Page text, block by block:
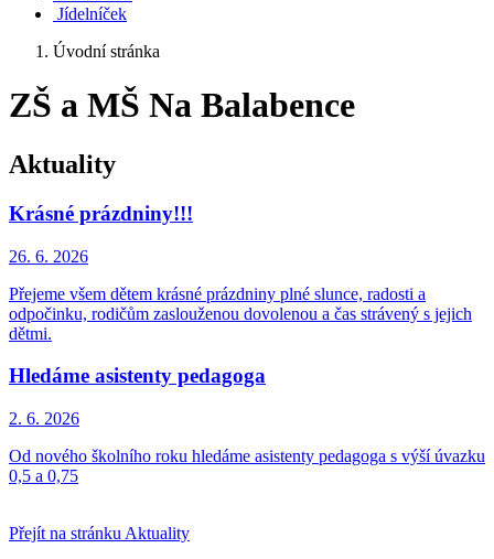
Jídelníček
Úvodní stránka
ZŠ a MŠ Na Balabence
Aktuality
Krásné prázdniny!!!
26. 6. 2026
Přejeme všem dětem krásné prázdniny plné slunce, radosti a
odpočinku, rodičům zaslouženou dovolenou a čas strávený s jejich
dětmi.
Hledáme asistenty pedagoga
2. 6. 2026
Od nového školního roku hledáme asistenty pedagoga s výší úvazku
0,5 a 0,75
Přejít na stránku Aktuality